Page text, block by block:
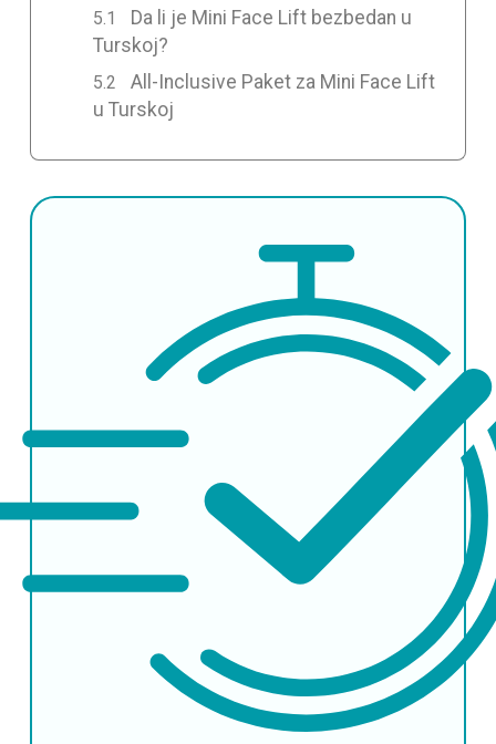
Da li je Mini Face Lift bezbedan u
Turskoj?
All-Inclusive Paket za Mini Face Lift
u Turskoj